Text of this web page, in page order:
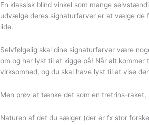
En klassisk blind vinkel som mange
udvælge deres signaturfarver er at vælge de
lide.
Selvfølgelig skal dine signaturfarver være
om og har lyst til at kigge på! Når alt kommer
virksomhed, og du skal have lyst til at vise
Men prøv at tænke det som en tretrins-raket,
Naturen af det du sælger (der er fx stor